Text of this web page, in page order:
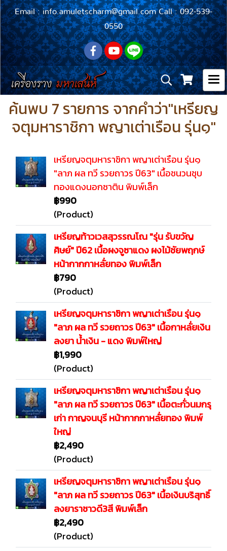
Email : info.amuletscharm@gmail.com Call : 092-539-
0550
ค้นพบ 7 รายการ จากคำว่า"เหรียญ
จตุมหาราชิกา พญาเต่าเรือน รุ่น๑"
เหรียญจตุมหาราชิกา พญาเต่าเรือน รุ่น๑
"ลาภ ผล ทวี รวยถาวร ปี63" เนื้อชนวนชุบ
ทองแดงนอกซาติน พิมพ์เล็ก
฿990
(Product)
เหรียญท้าวเวสสุวรรณโณ "รุ่น รับขวัญ
ศิษย์" ปี62 เนื้อผงจูซาแดง ผงไม้ชัยพฤกษ์
หน้ากากกาหลั่ยทอง พิมพ์เล็ก
฿790
(Product)
เหรียญจตุมหาราชิกา พญาเต่าเรือน รุ่น๑
"ลาภ ผล ทวี รวยถาวร ปี63" เนื้อกาหลั่ยเงิน
ลงยา น้ำเงิน - แดง พิมพ์ใหญ่
฿1,990
(Product)
เหรียญจตุมหาราชิกา พญาเต่าเรือน รุ่น๑
"ลาภ ผล ทวี รวยถาวร ปี63" เนื้อตะกั่วนมกรุ
เก่า กาญจนบุรี หน้ากากกาหลั่ยทอง พิมพ์
ใหญ่
฿2,490
(Product)
เหรียญจตุมหาราชิกา พญาเต่าเรือน รุ่น๑
"ลาภ ผล ทวี รวยถาวร ปี63" เนื้อเงินบริสุทธิ์
ลงยาราชาวดี3สี พิมพ์เล็ก
฿2,490
(Product)